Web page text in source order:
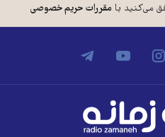
می‌کنید بامقررات حریم خصوصی